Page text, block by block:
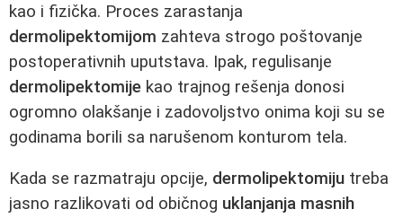
kao i fizička. Proces zarastanja
dermolipektomijom zahteva strogo poštovanje
postoperativnih uputstava. Ipak, regulisanje
dermolipektomije kao trajnog rešenja donosi
ogromno olakšanje i zadovoljstvo onima koji su se
godinama borili sa narušenom konturom tela.
Kada se razmatraju opcije, dermolipektomiju treba
jasno razlikovati od običnog uklanjanja masnih